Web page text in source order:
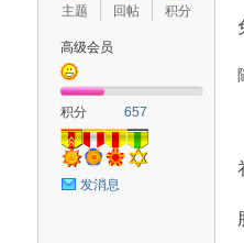
主题
回帖
积分
高级会员
积分 657
发消息